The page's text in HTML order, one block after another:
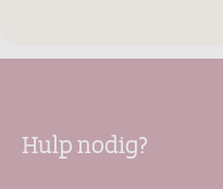
Hulp nodig?